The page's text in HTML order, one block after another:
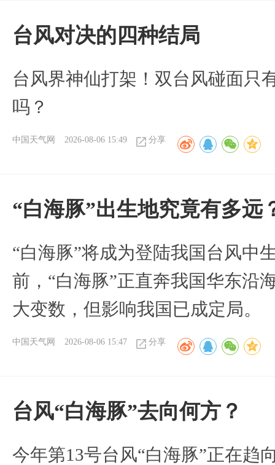
台风对决的四种结局
台风界神仙打架！双台风碰面只
吗？
中国天气网 2026-08-06 15:49 分享
“白海豚”出生地究竟有多远
“白海豚”将成为登陆我国台风中
前，“白海豚”正直奔我国华东沿
大变数，但影响我国已成定局。
中国天气网 2026-08-06 15:47 分享
台风“白海豚”去向何方？
今年第13号台风“白海豚”正在趋